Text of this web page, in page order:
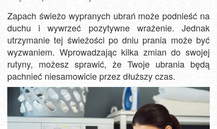
Zapach świeżo wypranych ubrań może podnieść na
duchu i wywrzeć pozytywne wrażenie. Jednak
utrzymanie tej świeżości po dniu prania może być
wyzwaniem. Wprowadzając kilka zmian do swojej
rutyny, możesz sprawić, że Twoje ubrania będą
pachnieć niesamowicie przez dłuższy czas.